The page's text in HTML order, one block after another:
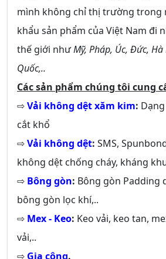
mình không chỉ thị trường trong
khẩu sản phẩm của Việt Nam đi
thế giới nhưMỹ, Pháp, Úc, Đức,
Quốc,..
Các sản phẩm chúng tôi cung
⇨Vải không dệt xăm kim:
cắt khổ
⇨Vải không dệt: SMS,
không dệt chống cháy, kháng
⇨ Bông gòn: Bông gòn Padding
bông gòn lọc khí,..
⇨ Mex - Keo: Keo vải, keo tan,
vải,..
⇨ Gia công.